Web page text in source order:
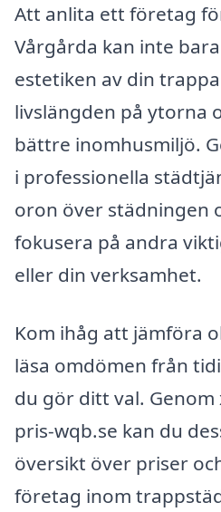
Att anlita ett företag
Vårgårda kan inte
estetiken av din
livslängden på ytorna
bättre inomhusmiljö.
i professionella
oron över städningen
fokusera på andra
eller din verksamhet.
Kom ihåg att jämföra
läsa omdömen från
du gör ditt val.
pris-wqb.se kan du
översikt över priser
företag inom